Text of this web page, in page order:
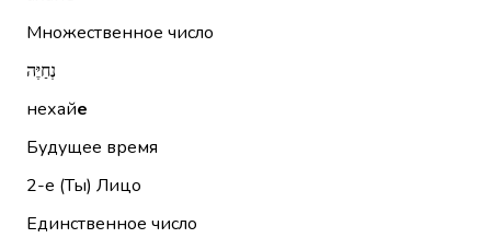
Множественное число
נְחַיֶּה
нехайе
Будущее время
2-е (Ты) Лицо
Единственное число